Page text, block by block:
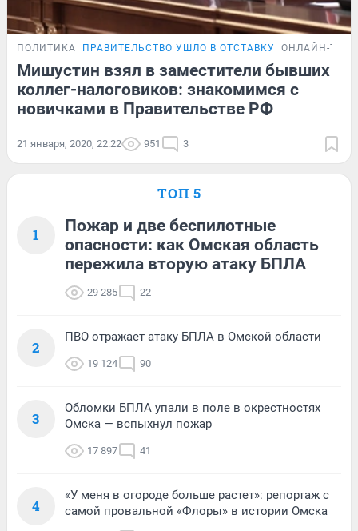
ПОЛИТИКА ПРАВИТЕЛЬСТВО УШЛО В ОТСТАВКУ ОНЛАЙН-
Мишустин взял в заместители бывших
коллег-налоговиков: знакомимся с
новичками в Правительстве РФ
21 января, 2020, 22:22 951 3
ТОП 5
1
Пожар и две беспилотные
опасности: как Омская область
пережила вторую атаку БПЛА
29 285 22
2
ПВО отражает атаку БПЛА в Омской области
19 124 90
3
Обломки БПЛА упали в поле в окрестностях
Омска — вспыхнул пожар
17 897 41
4
«У меня в огороде больше растет»: репортаж с
самой провальной «Флоры» в истории Омска